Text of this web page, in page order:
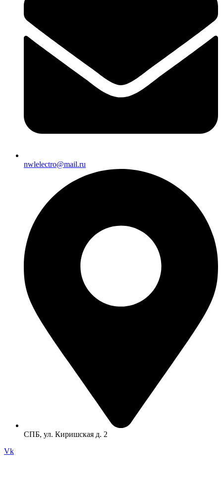
nwlelectro@mail.ru
СПБ, ул. Киришская д. 2
Vk